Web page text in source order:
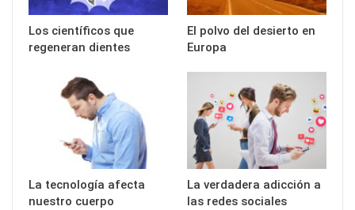
Los científicos que
regeneran dientes
El polvo del desierto en
Europa
La tecnología afecta
nuestro cuerpo
La verdadera adicción a
las redes sociales